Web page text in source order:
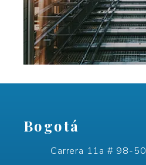
Bogotá
Carrera 11a # 98-50